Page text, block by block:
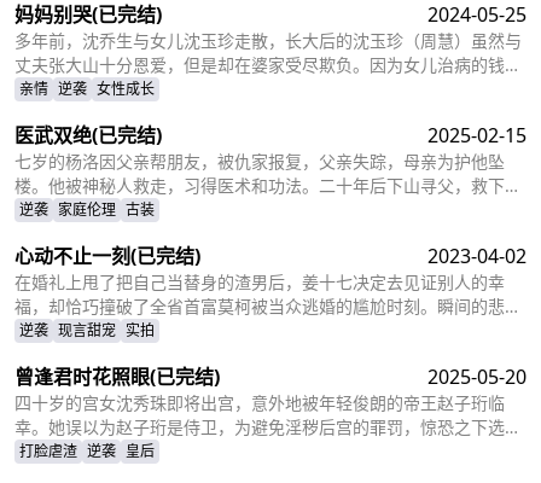
妈妈别哭(已完结) 2024-05-25
多年前，沈乔生与女儿沈玉珍走散，长大后的沈玉珍（周慧）虽然与
丈夫张大山十分恩爱，但是却在婆家受尽欺负。因为女儿治病的钱被
婆婆抢走，丈夫为了赚快钱意外“死亡”，周慧肚子里的二胎也因为婆
女儿，却不想自己的婆婆和小叔子一家正在谋算着将丈夫的高额抚恤
金据为己有，而此时的沈乔生也匆匆赶到......
亲情 逆袭 女性成长
医武双绝(已完结) 2025-02-15
七岁的杨洛因父亲帮朋友，被仇家报复，父亲失踪，母亲为护他坠
楼。他被神秘人救走，习得医术和功法。二十年后下山寻父，救下被
跟踪的苏轻眉和她小姨，又因柳家女儿当日结婚退了婚约，被苏轻眉
踪与裴家有关，裴家背靠京都五大豪门。为找父亲，他提升实力，婚
后与苏轻眉一同前往京都。
逆袭 家庭伦理 古装
心动不止一刻(已完结) 2023-04-02
在婚礼上甩了把自己当替身的渣男后，姜十七决定去见证别人的幸
福，却恰巧撞破了全省首富莫柯被当众逃婚的尴尬时刻。瞬间的悲愤
交加，让姜十七鼓起勇气见义勇为，上台演着戏嫁给了莫柯。但姜十
现，不仅捣乱了莫柯的计划，还让她闯进了莫柯的心里。事后，莫柯
购买了姜十七所在的公司，成了空降的老板，开始了自己的茫茫追妻
之旅……
逆袭 现言甜宠 实拍
曾逢君时花照眼(已完结) 2025-05-20
四十岁的宫女沈秀珠即将出宫，意外地被年轻俊朗的帝王赵子珩临
幸。她误以为赵子珩是侍卫，为避免淫秽后宫的罪罚，惊恐之下选择
了逃离。六年后，沈秀珠携龙凤胎现身宫廷百子宴，却被亲族羞辱和
打脸虐渣 逆袭 皇后